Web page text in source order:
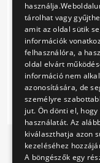
Ár:
2290 Ft
tárolhat vagy
amit az oldal sütik
információk
felhasználóra, a
oldal elvárt
információ nem
azonosítására, de
személyre
jut. Ön dönti el,
használatát. Az
kiválaszthatja azon
kezeléséhez
A böngészők egy